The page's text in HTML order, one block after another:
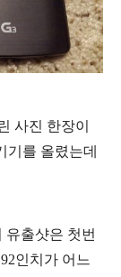
사진 한장이
기를 올렸는데
유출샷은 첫번
인치가 어느